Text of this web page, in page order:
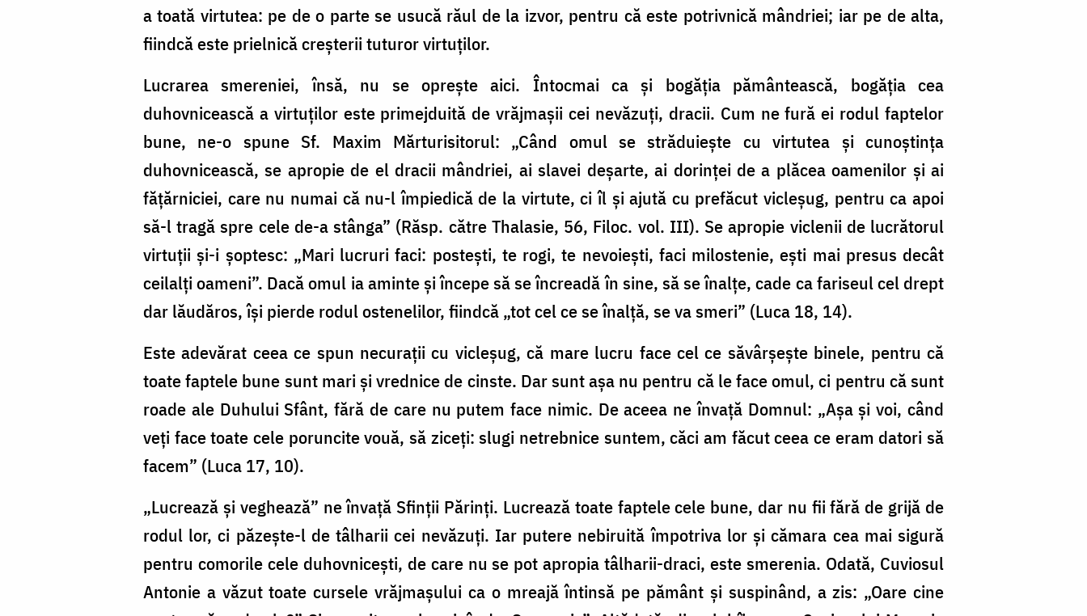
a toată virtutea: pe de o parte se usucă răul de la izvor, pentru că este potrivnică mândriei; iar pe de alta,
fiindcă este prielnică creșterii tuturor virtuților.
Lucrarea smereniei, însă, nu se oprește aici. Întocmai ca și bogăția pământească, bogăția cea
duhovnicească a virtuților este primejduită de vrăjmașii cei nevăzuți, dracii. Cum ne fură ei rodul faptelor
bune, ne-o spune Sf. Maxim Mărturisitorul: „Când omul se străduiește cu virtutea și cunoștința
duhovnicească, se apropie de el dracii mândriei, ai slavei deșarte, ai dorinței de a plăcea oamenilor și ai
fățărniciei, care nu numai că nu-l împiedică de la virtute, ci îl și ajută cu prefăcut vicleșug, pentru ca apoi
să-l tragă spre cele de-a stânga” (Răsp. către Thalasie, 56, Filoc. vol. III). Se apropie viclenii de lucrătorul
virtuții și-i șoptesc: „Mari lucruri faci: postești, te rogi, te nevoiești, faci milostenie, ești mai presus decât
ceilalți oameni”. Dacă omul ia aminte și începe să se încreadă în sine, să se înalțe, cade ca fariseul cel drept
dar lăudăros, își pierde rodul ostenelilor, fiindcă „tot cel ce se înalță, se va smeri” (Luca 18, 14).
Este adevărat ceea ce spun necurații cu vicleșug, că mare lucru face cel ce săvârșește binele, pentru că
toate faptele bune sunt mari și vrednice de cinste. Dar sunt așa nu pentru că le face omul, ci pentru că sunt
roade ale Duhului Sfânt, fără de care nu putem face nimic. De aceea ne învață Domnul: „Așa și voi, când
veți face toate cele poruncite vouă, să ziceți: slugi netrebnice suntem, căci am făcut ceea ce eram datori să
facem” (Luca 17, 10).
„Lucrează și veghează” ne învață Sfinții Părinți. Lucrează toate faptele cele bune, dar nu fii fără de grijă de
rodul lor, ci păzește-l de tâlharii cei nevăzuți. Iar putere nebiruită împotriva lor și cămara cea mai sigură
pentru comorile cele duhovnicești, de care nu se pot apropia tâlharii-draci, este smerenia. Odată, Cuviosul
Antonie a văzut toate cursele vrăjmașului ca o mreajă întinsă pe pământ și suspinând, a zis: „Oare cine